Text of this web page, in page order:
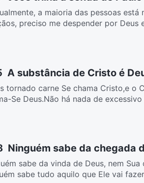
a maioria das pessoas
preciso me despender por Deus
A substância de Cristo é
tornado carne Se chama Cristo,e o
Se Deus.Não há nada de
Ninguém sabe da chegada
sabe da vinda de Deus, nem
sabe tudo aquilo que Ele vai